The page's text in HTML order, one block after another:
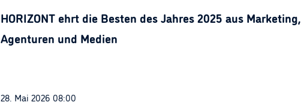
HORIZONT ehrt die Besten des Jahres 2025 aus Marketing,
Agenturen und Medien
28. Mai 2026 08:00